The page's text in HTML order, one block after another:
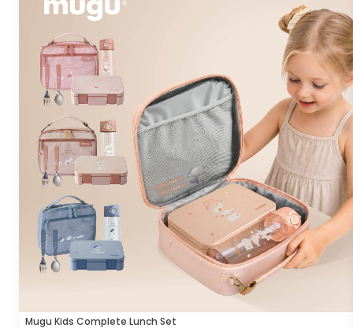
Mugu Kids Complete Lunch Set